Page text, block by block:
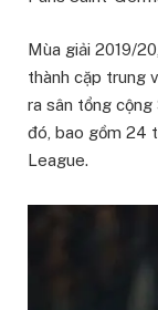
Mùa giải 2019/
thành cặp trung
ra sân tổng
đó, bao gồm 24
League.